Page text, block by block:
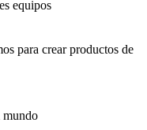
equipos
para crear productos de
mundo